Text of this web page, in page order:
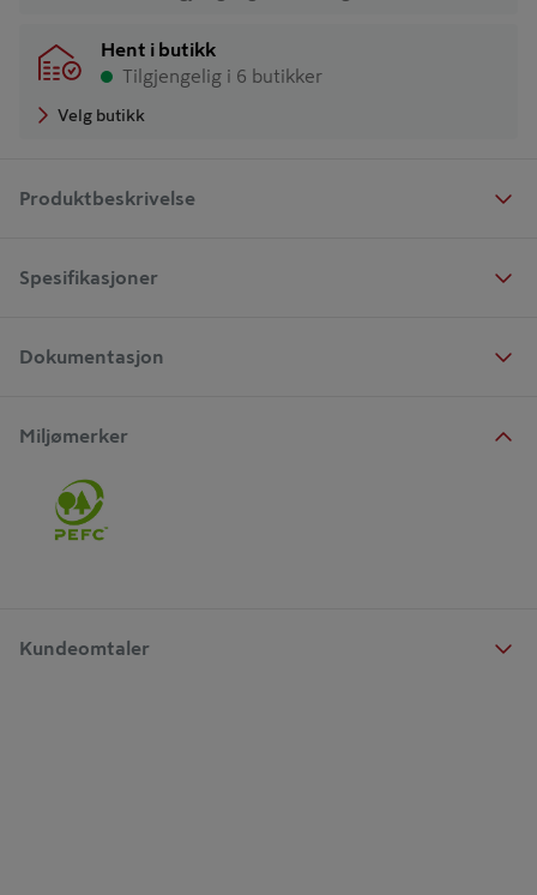
Hent i butikk
Tilgjengelig i 6 butikker
Velg butikk
Produktbeskrivelse
Spesifikasjoner
Dokumentasjon
Miljømerker
Kundeomtaler